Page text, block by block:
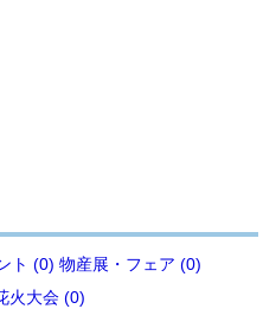
ト (0) 物産展・フェア (0)
火大会 (0)